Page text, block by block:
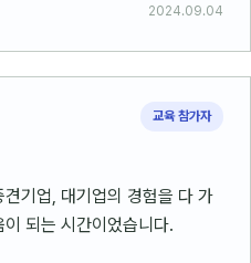
2024.09.04
교육 참가자
기업, 대기업의 경험을 다 가
되는 시간이었습니다.